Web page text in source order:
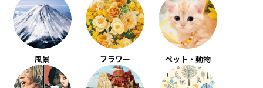
風景 フラワー ペット・動物